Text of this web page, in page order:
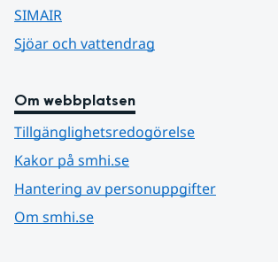
SIMAIR
Sjöar och vattendrag
Om webbplatsen
Tillgänglighetsredogörelse
Kakor på smhi.se
Hantering av personuppgifter
Om smhi.se